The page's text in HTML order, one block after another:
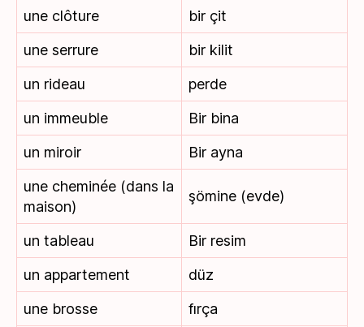
une clôture
bir çit
une serrure
bir kilit
un rideau
perde
un immeuble
Bir bina
un miroir
Bir ayna
une cheminée (dans la
maison)
şömine (evde)
un tableau
Bir resim
un appartement
düz
une brosse
fırça